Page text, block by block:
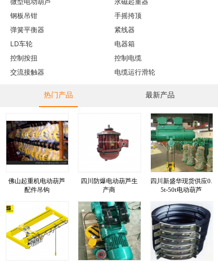
钢板吊钳
手摇挎顶
弹簧平衡器
紧线器
LD车轮
电器箱
控制按扭
控制电缆
交流接触器
电缆运行滑轮
热门产品 最新产品
佛山起重机电动葫芦
配件吊钩
四川防爆电动葫芦生
产商
四川新盛华现货供应0.
5t-50t电动葫芦